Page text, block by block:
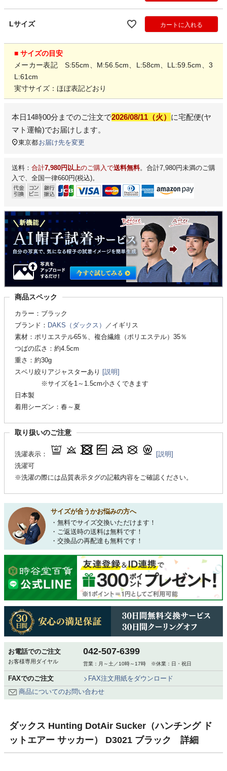
Lサイズ カートに入れる
■ サイズの目安
メーカー表記 S:55cm、M:56.5cm、L:58cm、LL:59.5cm、3
L:61cm
実寸サイズ：ほぼ表記どおり
本日14時00分 までのご注文で2026/08/11（火） に宅配便(ヤ
マト運輸)でお届けします。
東京都お届け先を変更
送料： 合計7,980円以上のご購入で送料無料。合計7,980円未満のご購
入で、全国一律660円(税込)。
商品スペック
カラー：ブラック
ブランド： DAKS（ダックス）
／イギリス
素材：ポリエステル65％、複合繊維（ポリエステル）35％
つばの広さ：約4.5cm
重さ：約30g
スベリ絞りアジャスターあり [説明]
※サイズを1～1.5cm小さくできます
日本製
着用シーズン：春～夏
取り扱いのご注意
洗濯表示：
[説明]
洗濯可
※洗濯の際には品質表示タグの記載内容をご確認ください。
サイズが合うかお悩みの方へ
・無料でサイズ交換いただけます！
・ご返送時の送料は無料です！
・交換品の再配達も無料です！
お電話でのご注文
お客様専用ダイヤル
042-507-6399
営業：月～土／10時～17時 ※休業：日・祝日
FAXでのご注文
FAX注文用紙をダウンロード
商品についてのお問い合わせ
ダックス Hunting DotAir Sucker（ハンチング ド
ットエアー サッカー） D3021 ブラック 詳細